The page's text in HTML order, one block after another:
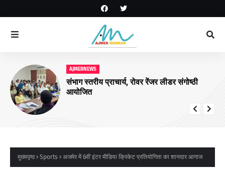
AJMERNEWS
संभाग स्तरीय प्राचार्य, रोवर रेंजर लीडर संगोष्ठी
आयोजित
मुख्यपृष्ठ Sports अजमेर में 6वीं इंटर मीडिया क्रिकेट प्रतियोगिता का शानदार आगाज